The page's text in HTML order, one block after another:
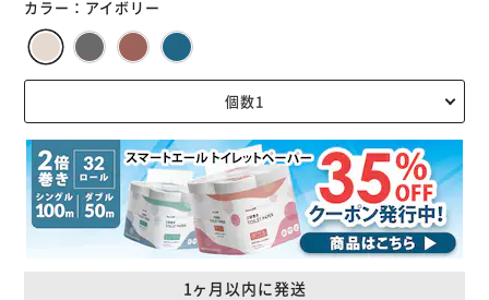
カラー： アイボリー
1ヶ月以内に発送